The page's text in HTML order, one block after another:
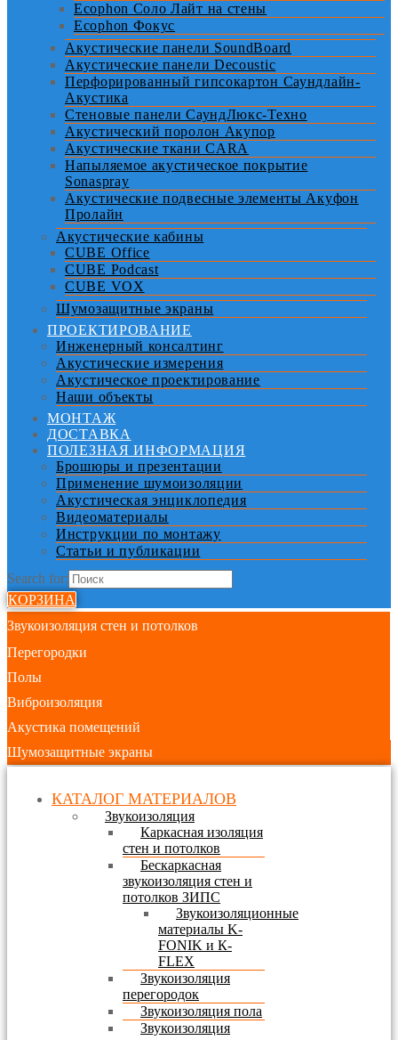
Ecophon Соло Лайт на стены
Ecophon Фокус
Акустические панели SoundBoard
Акустические панели Decoustic
Перфорированный гипсокартон Саундлайн-
Акустика
Стеновые панели СаундЛюкс-Техно
Акустический поролон Акупор
Акустические ткани CARA
Напыляемое акустическое покрытие
Sonaspray
Акустические подвесные элементы Акуфон
Пролайн
Акустические кабины
CUBE Office
CUBE Podcast
CUBE VOX
Шумозащитные экраны
ПРОЕКТИРОВАНИЕ
Инженерный консалтинг
Акустические измерения
Акустическое проектирование
Наши объекты
МОНТАЖ
ДОСТАВКА
ПОЛЕЗНАЯ ИНФОРМАЦИЯ
Брошюры и презентации
Применение шумоизоляции
Акустическая энциклопедия
Видеоматериалы
Инструкции по монтажу
Статьи и публикации
Search for:
КОРЗИНА
Звукоизоляция стен и потолков
Перегородки
Полы
Виброизоляция
Акустика помещений
Шумозащитные экраны
КАТАЛОГ МАТЕРИАЛОВ
Звукоизоляция
Каркасная изоляция
стен и потолков
Бескаркасная
звукоизоляция стен и
потолков ЗИПС
Звукоизоляционные
материалы K-
FONIK и К-
FLEX
Звукоизоляция
перегородок
Звукоизоляция пола
Звукоизоляция